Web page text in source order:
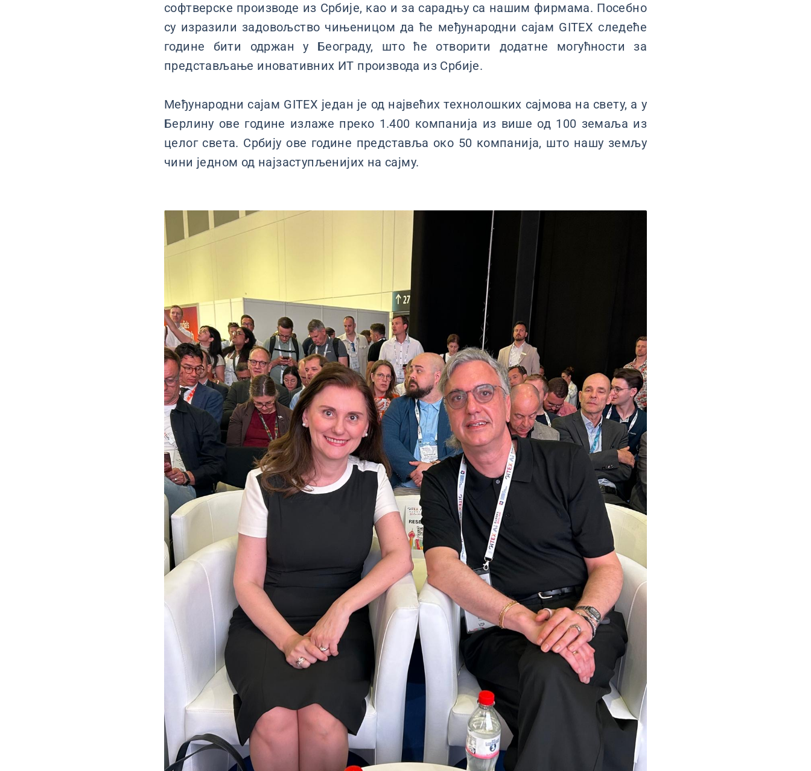
софтверске производе из Србије, као и за сарадњу са нашим фирмама. Посебно
су изразили задовољство чињеницом да ће међународни сајам GITEX следеће
године бити одржан у Београду, што ће отворити додатне могућности за
представљање иновативних ИТ производа из Србије.
Међународни сајам GITEX један је од највећих технолошких сајмова на свету, а у
Берлину ове године излаже преко 1.400 компанија из више од 100 земаља из
целог света. Србију ове године представља око 50 компанија, што нашу земљу
чини једном од најзаступљенијих на сајму.